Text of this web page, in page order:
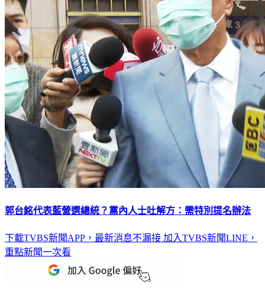
郭台銘代表藍營選總統？黨內人士吐解方：需特別提名辦法
下載TVBS新聞APP，最新消息不漏接 加入TVBS新聞LINE，
重點新聞一次看